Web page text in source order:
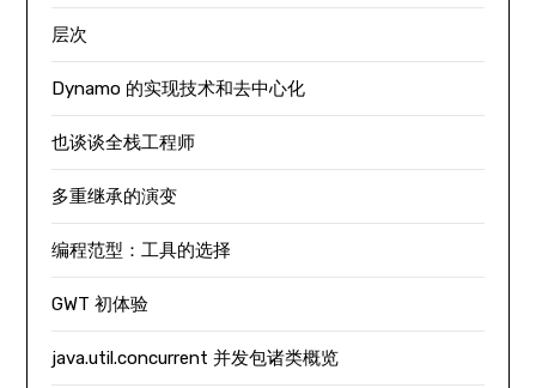
层次
Dynamo 的实现技术和去中心化
也谈谈全栈工程师
多重继承的演变
编程范型：工具的选择
GWT 初体验
java.util.concurrent 并发包诸类概览